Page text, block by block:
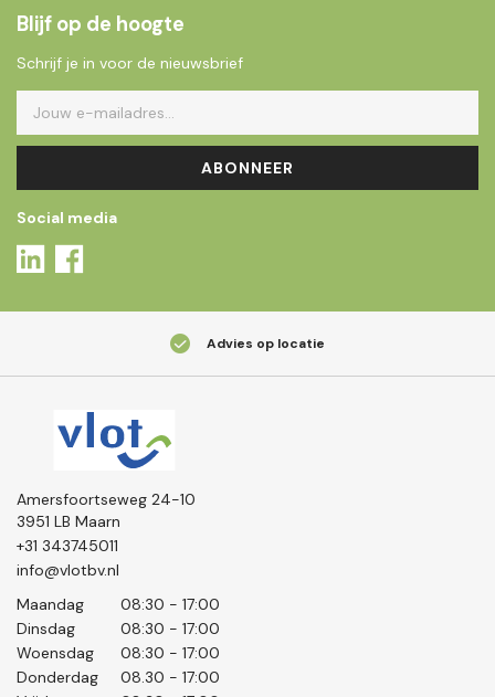
Blijf op de hoogte
Schrijf je in voor de nieuwsbrief
ABONNEER
Social media
Advies op locatie
Amersfoortseweg 24-10
3951 LB Maarn
+31 343745011
info@vlotbv.nl
Maandag
08:30 - 17:00
Dinsdag
08:30 - 17:00
Woensdag
08:30 - 17:00
Donderdag
08.30 - 17:00